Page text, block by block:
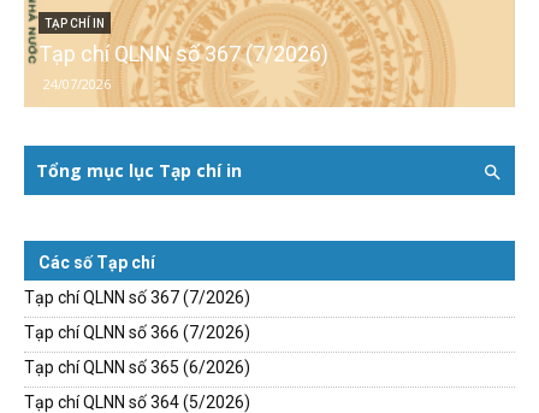
TẠP CHÍ IN
Tạp chí QLNN số 367 (7/2026)
24/07/2026
Tổng mục lục Tạp chí in
Các số Tạp chí
Tạp chí QLNN số 367 (7/2026)
Tạp chí QLNN số 366 (7/2026)
Tạp chí QLNN số 365 (6/2026)
Tạp chí QLNN số 364 (5/2026)